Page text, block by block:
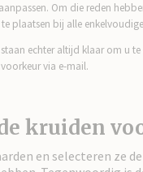
Om die reden
plaatsen bij alle
echter altijd klaar om u
via e-mail.
kruiden
en selecteren ze